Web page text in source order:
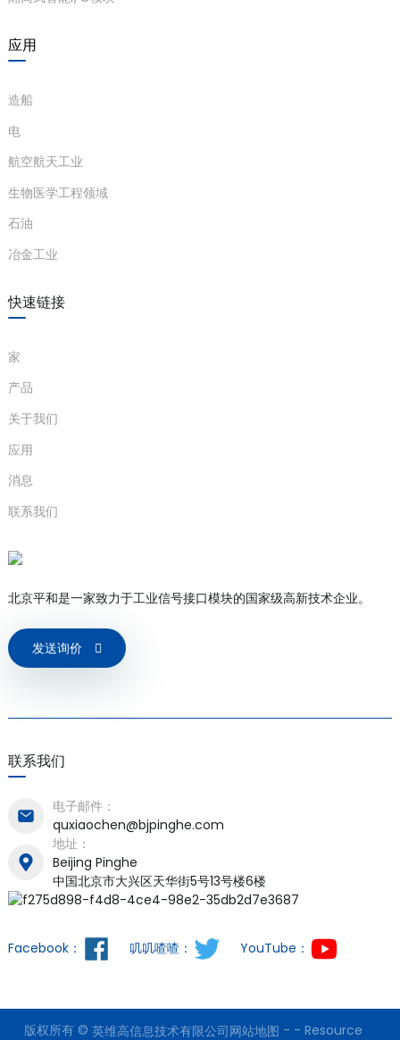
应用
造船
电
航空航天工业
生物医学工程领域
石油
冶金工业
快速链接
家
产品
关于我们
应用
消息
联系我们
北京平和是一家致力于工业信号接口模块的国家级高新技术企业。
发送询价
联系我们
电子邮件：
quxiaochen@bjpinghe.com
地址：
Beijing Pinghe
中国北京市大兴区天华街5号13号楼6楼
Facebook： 叽叽喳喳： YouTube：
版权所有 © 英维高信息技术有限公司网站地图 - - Resource